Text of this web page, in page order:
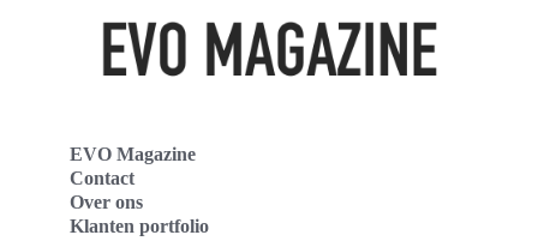
EVO Magazine
Contact
Over ons
Klanten portfolio